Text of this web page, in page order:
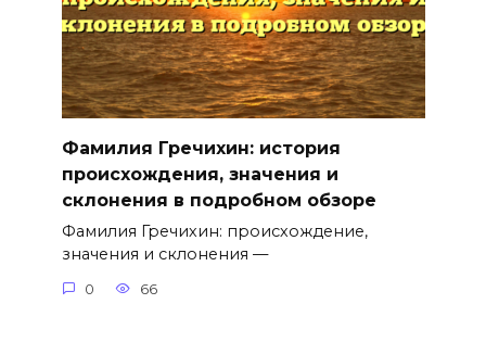
Фамилия Гречихин: история
происхождения, значения и
склонения в подробном обзоре
Фамилия Гречихин: происхождение,
значения и склонения —
0 66